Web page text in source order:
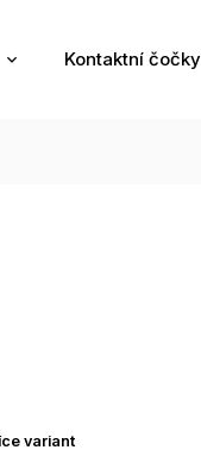
Kontaktní čočky
variant